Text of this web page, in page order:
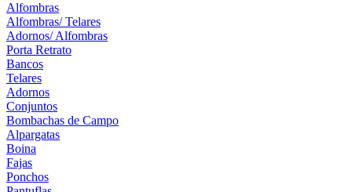
Alfombras
Alfombras/ Telares
Adornos/ Alfombras
Porta Retrato
Bancos
Telares
Adornos
Conjuntos
Bombachas de Campo
Alpargatas
Boina
Fajas
Ponchos